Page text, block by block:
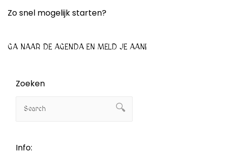
Zo snel mogelijk starten?
GA NAAR DE AGENDA EN MELD JE AAN!
Zoeken
Info: